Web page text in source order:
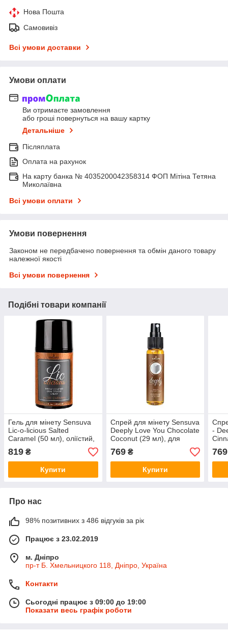
Нова Пошта
Самовивіз
Всі умови доставки
Умови оплати
Ви отримаєте замовлення
або гроші повернуться на вашу картку
Детальніше
Післяплата
Оплата на рахунок
На карту банка № 4035200042358314 ФОП Мітіна Тетяна
Миколаївна
Всі умови оплати
Умови повернення
Законом не передбачено повернення та обмін даного товару
належної якості
Всі умови повернення
Подібні товари компанії
Гель для мінету Sensuva
Lic-o-licious Salted
Caramel (50 мл), оліїстий,
без цукру
819 ₴
Купити
Спрей для мінету Sensuva
Deeply Love You Chocolate
Coconut (29 мл), для
глубокого мінету
769₴
Купити
-
769
Про нас
98% позитивних з 486 відгуків за рік
Працює з 23.02.2019
м. Дніпро
пр-т Б. Хмельницкого 118, Дніпро, Україна
Контакти
Сьогодні працює з 09:00 до 19:00
Показати весь графік роботи